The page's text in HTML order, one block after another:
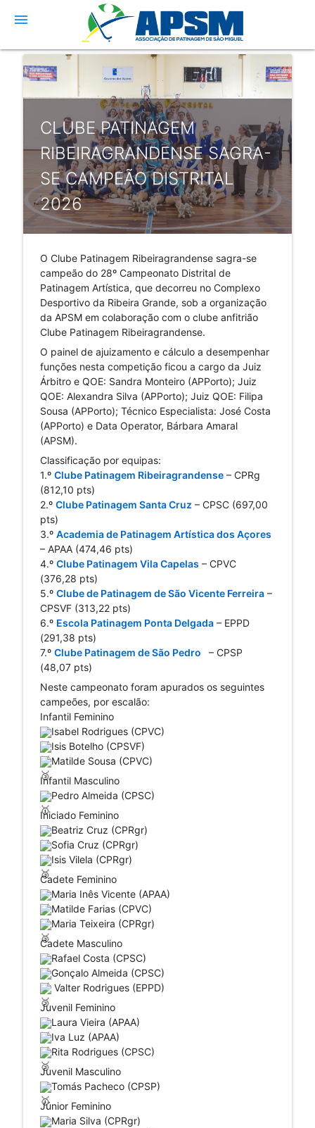
menu
CLUBE PATINAGEM
RIBEIRAGRANDENSE SAGRA-
SE CAMPEÃO DISTRITAL
2026
O Clube Patinagem Ribeiragrandense sagra-se
campeão do 28º Campeonato Distrital de
Patinagem Artística, que decorreu no Complexo
Desportivo da Ribeira Grande, sob a organização
da APSM em colaboração com o clube anfitrião
Clube Patinagem Ribeiragrandense.
O painel de ajuizamento e cálculo a desempenhar
funções nesta competição ficou a cargo da Juiz
Árbitro e QOE: Sandra Monteiro (APPorto); Juiz
QOE: Alexandra Silva (APPorto); Juiz QOE: Filipa
Sousa (APPorto); Técnico Especialista: José Costa
(APPorto) e Data Operator, Bárbara Amaral
(APSM).
Classificação por equipas:
1.º Clube Patinagem Ribeiragrandense – CPRg
(812,10 pts)
2.º Clube Patinagem Santa Cruz – CPSC (697,00
pts)
3.º Academia de Patinagem Artística dos Açores
– APAA (474,46 pts)
4.º Clube Patinagem Vila Capelas – CPVC
(376,28 pts)
5.º Clube de Patinagem de São Vicente Ferreira –
CPSVF (313,22 pts)
6.º Escola Patinagem Ponta Delgada – EPPD
(291,38 pts)
7.º Clube Patinagem de São Pedro
  – CPSP
(48,07 pts)
Neste campeonato foram apurados os seguintes
campeões, por escalão:
Infantil Feminino
Isabel Rodrigues (CPVC)
Isis Botelho (CPSVF)
Matilde Sousa (CPVC)
Infantil Masculino
Pedro Almeida (CPSC)
Iniciado Feminino
Beatriz Cruz (CPRgr)
Sofia Cruz (CPRgr)
Isis Vilela (CPRgr)
Cadete Feminino
Maria Inês Vicente (APAA)
Matilde Farias (CPVC)
Maria Teixeira (CPRgr)
Cadete Masculino
Rafael Costa (CPSC)
Gonçalo Almeida (CPSC)
Valter Rodrigues (EPPD)
Juvenil Feminino
Laura Vieira (APAA)
Iva Luz (APAA)
Rita Rodrigues (CPSC)
Juvenil Masculino
Tomás Pacheco (CPSP)
Júnior Feminino
Maria Silva (CPRgr)